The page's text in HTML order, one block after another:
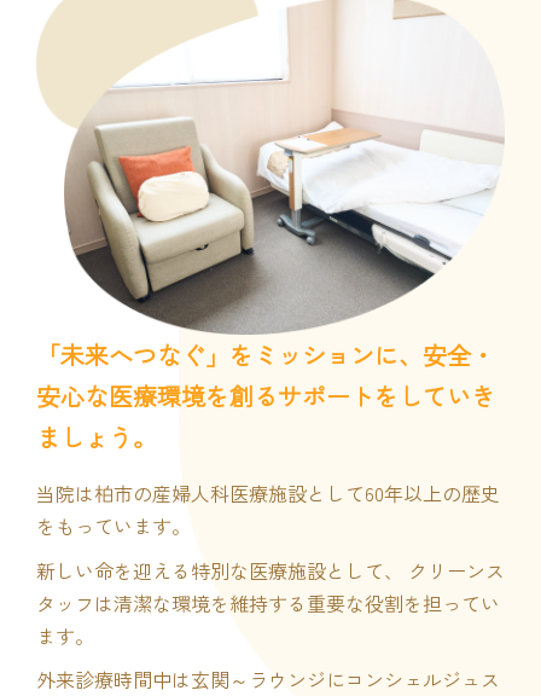
「未来へつなぐ」をミッションに、安全・
安心な医療環境を創るサポートをしていき
ましょう。
当院は柏市の産婦人科医療施設として60年以上の歴史
をもっています。
新しい命を迎える特別な医療施設として、 クリーンス
タッフは清潔な環境を維持する重要な役割を担ってい
ます。
外来診療時間中は玄関～ラウンジにコンシェルジュス